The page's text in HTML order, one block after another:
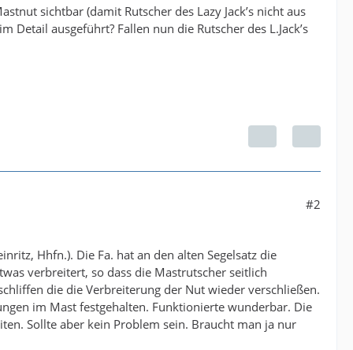
sichtbar (damit Rutscher des Lazy Jack’s nicht aus
ausgeführt? Fallen nun die Rutscher des L.Jack’s
#2
Hhfn.). Die Fa. hat an den alten Segelsatz die
verbreitert, so dass die Mastrutscher seitlich
die die Verbreiterung der Nut wieder verschließen.
im Mast festgehalten. Funktionierte wunderbar. Die
Sollte aber kein Problem sein. Braucht man ja nur